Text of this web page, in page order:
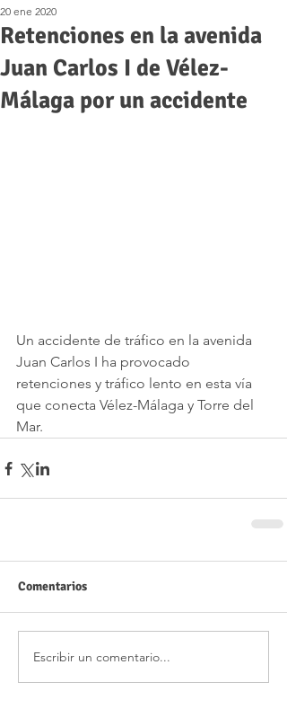
Retenciones en la avenida
Juan Carlos I de Vélez-
Málaga por un accidente
20 ene 2020
Un accidente de tráfico en la avenida
Juan Carlos I ha provocado
retenciones y tráfico lento en esta vía
que conecta Vélez-Málaga y Torre del
Mar.
Comentarios
Escribir un comentario...